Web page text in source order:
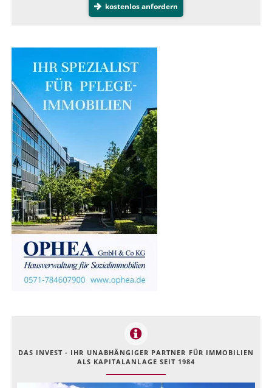
kostenlos anfordern
DAS INVEST - IHR UNABHÄNGIGER PARTNER FÜR IMMOBILIEN
ALS KAPITALANLAGE SEIT 1984